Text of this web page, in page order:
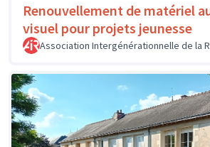
Renouvellement de matériel
visuel pour projets jeunesse
Association Intergénérationnelle de la